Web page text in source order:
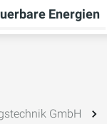
Energien
GmbH